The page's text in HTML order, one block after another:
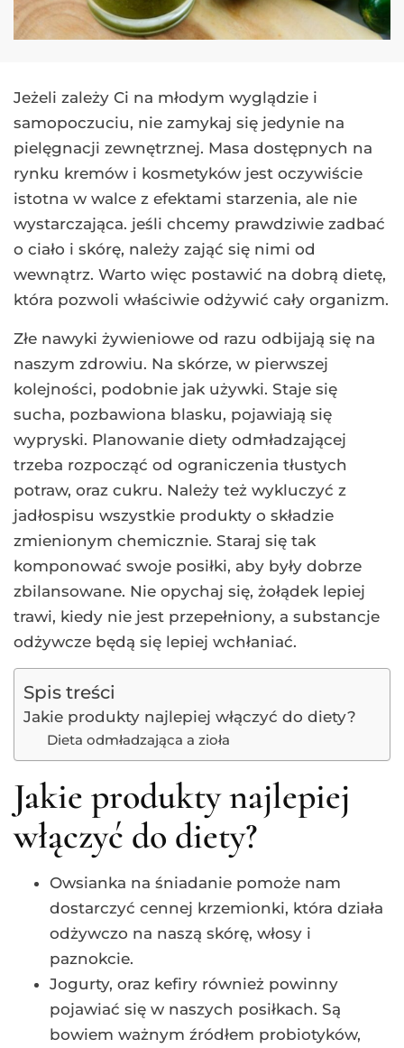
Jeżeli zależy Ci na młodym wyglądzie i
samopoczuciu, nie zamykaj się jedynie na
pielęgnacji zewnętrznej. Masa dostępnych na
rynku kremów i kosmetyków jest oczywiście
istotna w walce z efektami starzenia, ale nie
wystarczająca. jeśli chcemy prawdziwie zadbać
o ciało i skórę, należy zająć się nimi od
wewnątrz. Warto więc postawić na dobrą dietę,
która pozwoli właściwie odżywić cały organizm.
Złe nawyki żywieniowe od razu odbijają się na
naszym zdrowiu. Na skórze, w pierwszej
kolejności, podobnie jak używki. Staje się
sucha, pozbawiona blasku, pojawiają się
wypryski. Planowanie diety odmładzającej
trzeba rozpocząć od ograniczenia tłustych
potraw, oraz cukru. Należy też wykluczyć z
jadłospisu wszystkie produkty o składzie
zmienionym chemicznie. Staraj się tak
komponować swoje posiłki, aby były dobrze
zbilansowane. Nie opychaj się, żołądek lepiej
trawi, kiedy nie jest przepełniony, a substancje
odżywcze będą się lepiej wchłaniać.
Spis treści
Jakie produkty najlepiej włączyć do diety?
Dieta odmładzająca a zioła
Jakie produkty najlepiej
włączyć do diety?
Owsianka na śniadanie pomoże nam
dostarczyć cennej krzemionki, która działa
odżywczo na naszą skórę, włosy i
paznokcie.
Jogurty, oraz kefiry również powinny
pojawiać się w naszych posiłkach. Są
bowiem ważnym źródłem probiotyków,